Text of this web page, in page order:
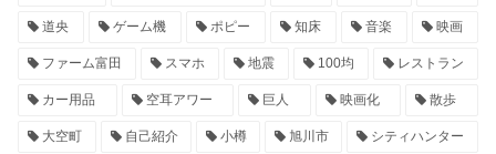
道央 ゲーム機 ポピー 知床 音楽 映画
ファーム富田 スマホ 地震 100均 レストラン
カー用品 空耳アワー 巨人 映画化 散歩
大空町 自己紹介 小樽 旭川市 シティハンター